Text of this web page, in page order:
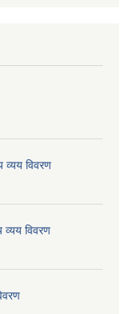
विवरण
विवरण